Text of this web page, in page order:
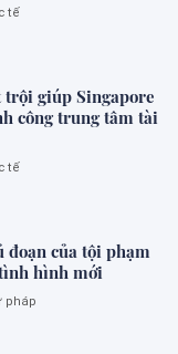
tế
trội giúp Singapore
công trung tâm tài
tế
đoạn của tội phạm
hình mới
pháp